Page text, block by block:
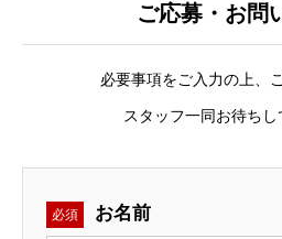
パート・アルバイトの採用
仕事・環境・人物像・質問
プライバシーポリシー
ご応募・お問
必要事項をご入力の上、
スタッフ一同お待ちし
必須 お名前